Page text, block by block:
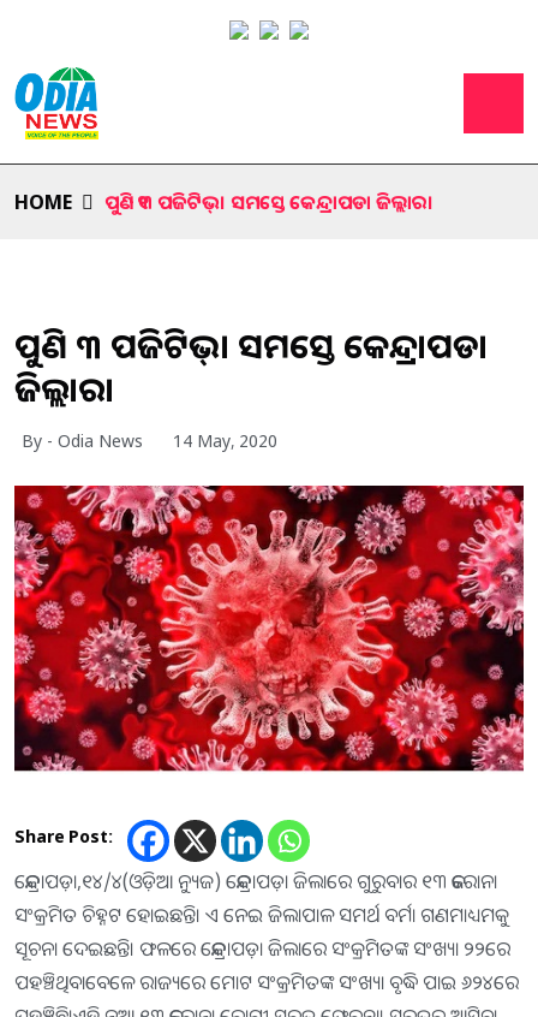
HOME ପୁଣି ୧୩ ପଜିଟିଭ୍। ସମସ୍ତେ କେନ୍ଦ୍ରାପଡା ଜିଲ୍ଲାର।
ପୁଣି ୧୩ ପଜିଟିଭ୍। ସମସ୍ତେ କେନ୍ଦ୍ରାପଡା
ଜିଲ୍ଲାର।
By - Odia News 14 May, 2020
Share Post:
କେନ୍ଦ୍ରାପଡ଼ା,୧୪/୪(ଓଡ଼ିଆ ନ୍ୟୁଜ) କେନ୍ଦ୍ରାପଡ଼ା ଜିଲାରେ ଗୁରୁବାର ୧୩ କରୋନା
ସଂକ୍ରମିତ ଚିହ୍ନଟ ହୋଇଛନ୍ତି। ଏ ନେଇ ଜିଲାପାଳ ସମର୍ଥ ବର୍ମା ଗଣମାଧ୍ୟମକୁ
ସୂଚନା ଦେଇଛନ୍ତି। ଫଳରେ କେନ୍ଦ୍ରାପଡ଼ା ଜିଲାରେ ସଂକ୍ରମିତଙ୍କ ସଂଖ୍ୟା ୨୨ରେ
ପହଞ୍ଚିଥିବାବେଳେ ରାଜ୍ୟରେ ମୋଟ ସଂକ୍ରମିତଙ୍କ ସଂଖ୍ୟା ବୃଦ୍ଧି ପାଇ ୬୨୪ରେ